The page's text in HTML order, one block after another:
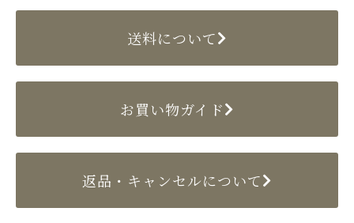
送料について
お買い物ガイド
返品・キャンセルについて